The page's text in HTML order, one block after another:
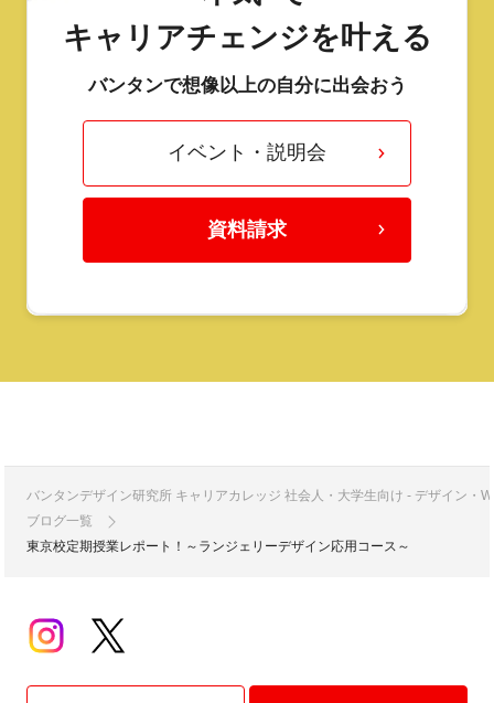
キャリアチェンジを叶える
バンタンで想像以上の自分に出会おう
イベント・説明会
資料請求
バンタンデザイン研究所 キャリアカレッジ 社会人・大学生向け - デザイン・
ブログ一覧
東京校定期授業レポート！～ランジェリーデザイン応用コース～